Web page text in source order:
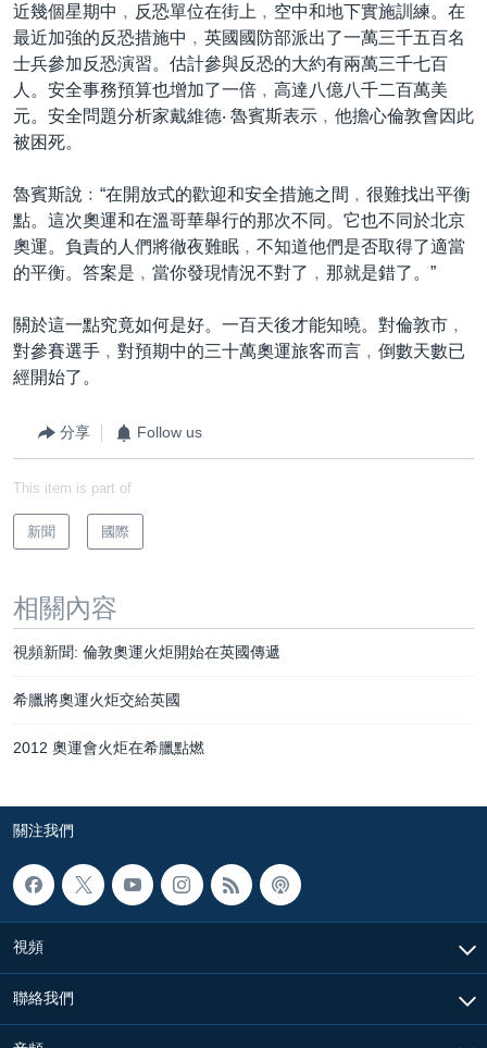
近幾個星期中﹐反恐單位在街上﹐空中和地下實施訓練。在
最近加強的反恐措施中﹐英國國防部派出了一萬三千五百名
士兵參加反恐演習。估計參與反恐的大約有兩萬三千七百
人。安全事務預算也增加了一倍﹐高達八億八千二百萬美
元。安全問題分析家戴維德‧ 魯賓斯表示﹐他擔心倫敦會因此
被困死。
魯賓斯說﹕“在開放式的歡迎和安全措施之間﹐很難找出平衡
點。這次奧運和在溫哥華舉行的那次不同。它也不同於北京
奧運。負責的人們將徹夜難眠﹐不知道他們是否取得了適當
的平衡。答案是﹐當你發現情況不對了﹐那就是錯了。”
關於這一點究竟如何是好。一百天後才能知曉。對倫敦市﹐
對參賽選手﹐對預期中的三十萬奧運旅客而言﹐倒數天數已
經開始了。
分享 Follow us
This item is part of
新聞 國際
相關內容
視頻新聞: 倫敦奧運火炬開始在英國傳遞
希臘將奧運火炬交給英國
2012 奧運會火炬在希臘點燃
關注我們
視頻
聯絡我們